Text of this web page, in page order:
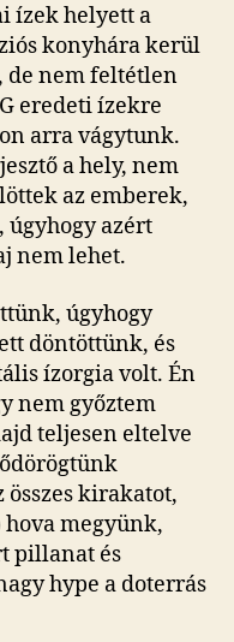
ízek helyett a
konyhára kerül
de nem feltétlen
eredeti ízekre
arra vágytunk.
a hely, nem
az emberek,
úgyhogy azért
nem lehet.
úgyhogy
döntöttünk, és
ízorgia volt. Én
nem győztem
teljesen eltelve
kirakatot,
megyünk,
pillanat és
hype a doterrás